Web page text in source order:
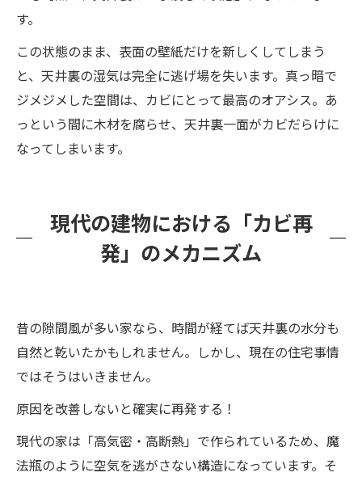
す。
この状態のまま、表面の壁紙だけを新しくしてしまう
と、天井裏の湿気は完全に逃げ場を失います。真っ暗で
ジメジメした空間は、カビにとって最高のオアシス。あ
っという間に木材を腐らせ、天井裏一面がカビだらけに
なってしまいます。
現代の建物における「カビ再
発」のメカニズム
昔の隙間風が多い家なら、時間が経てば天井裏の水分も
自然と乾いたかもしれません。しかし、現在の住宅事情
ではそうはいきません。
原因を改善しないと確実に再発する！
現代の家は「高気密・高断熱」で作られているため、魔
法瓶のように空気を逃がさない構造になっています。そ